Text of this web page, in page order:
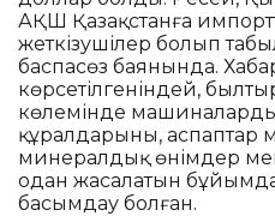
АҚШ Қазақстанға
жеткізушілер болып
баспасөз баянында.
көрсетілгеніндей,
көлемінде
құралдарының, аспаптар
минералдық өнімдер
одан жасалатын
басымдау болған.